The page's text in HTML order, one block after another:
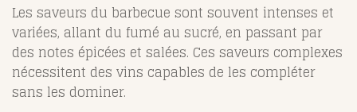
Les saveurs du barbecue sont souvent intenses et
variées, allant du fumé au sucré, en passant par
des notes épicées et salées. Ces saveurs complexes
nécessitent des vins capables de les compléter
sans les dominer.